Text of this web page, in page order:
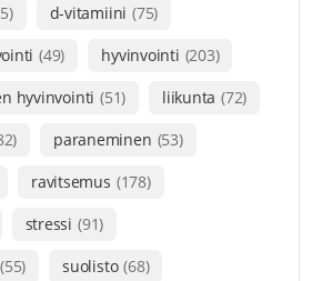
d-vitamiini (75)
(49) hyvinvointi (203)
hyvinvointi (51) liikunta (72)
paraneminen (53)
ravitsemus (178)
stressi (91)
(55) suolisto (68)